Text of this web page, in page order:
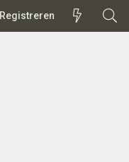
Registreren